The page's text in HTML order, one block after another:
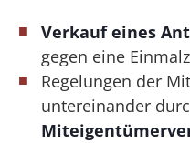
Verkauf eines
gegen eine
Regelungen der
untereinander